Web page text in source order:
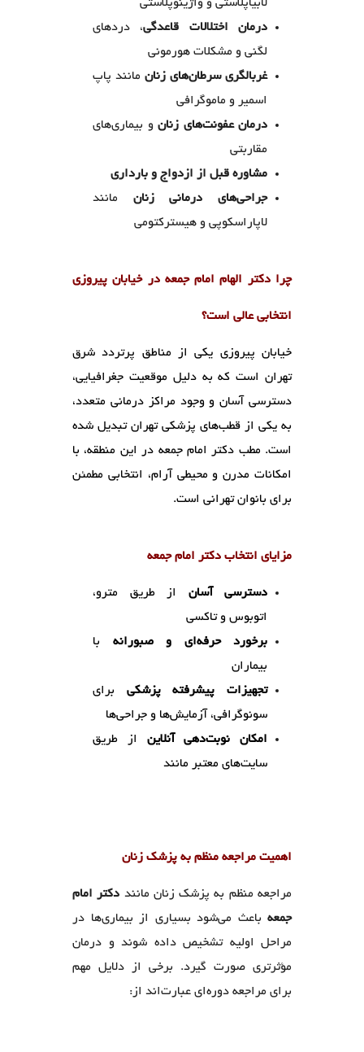
لابیاپلاستی و واژینوپلاستی
درمان اختلالات قاعدگی، دردهای
لگنی و مشکلات هورمونی
غربالگری سرطان‌های زنان مانند پاپ
اسمیر و ماموگرافی
درمان عفونت‌های زنان و بیماری‌های
مقاربتی
مشاوره قبل از ازدواج و بارداری
جراحی‌های درمانی زنان مانند
لاپاراسکوپی و هیسترکتومی
چرا دکتر الهام امام جمعه در خیابان پیروزی
انتخابی عالی است؟
خیابان پیروزی یکی از مناطق پرتردد شرق
تهران است که به دلیل موقعیت جغرافیایی،
دسترسی آسان و وجود مراکز درمانی متعدد،
به یکی از قطب‌های پزشکی تهران تبدیل شده
است. مطب دکتر امام جمعه در این منطقه، با
امکانات مدرن و محیطی آرام، انتخابی مطمئن
برای بانوان تهرانی است.
مزایای انتخاب دکتر امام جمعه
دسترسی آسان از طریق مترو،
اتوبوس و تاکسی
برخورد حرفه‌ای و صبورانه با
بیماران
تجهیزات پیشرفته پزشکی برای
سونوگرافی، آزمایش‌ها و جراحی‌ها
امکان نوبت‌دهی آنلاین از طریق
سایت‌های معتبر مانند
اهمیت مراجعه منظم به پزشک زنان
مراجعه منظم به پزشک زنان مانند دکتر امام
جمعه باعث می‌شود بسیاری از بیماری‌ها در
مراحل اولیه تشخیص داده شوند و درمان
مؤثرتری صورت گیرد. برخی از دلایل مهم
برای مراجعه دوره‌ای عبارت‌اند از: